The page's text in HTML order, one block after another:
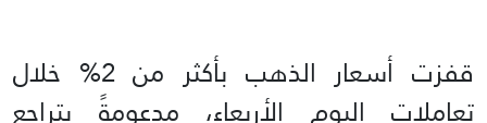
قفزت أسعار الذهب بأكثر من 2% خلال
تعاملات اليوم الأربعاء، مدعومةً بتراجع